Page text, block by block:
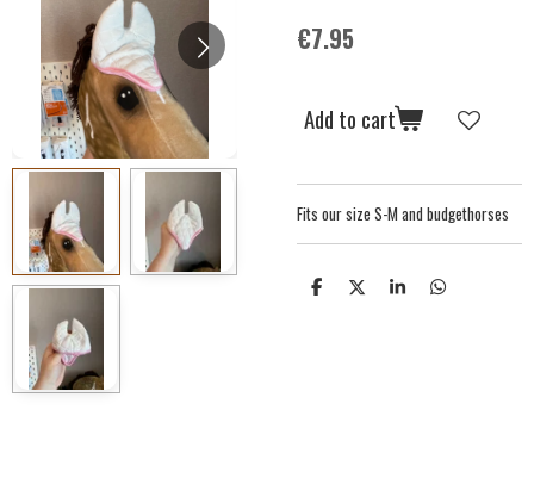
€7.95
Add to cart
Fits our size S-M and budgethorses
S S S S